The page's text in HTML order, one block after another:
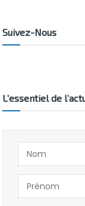
Suivez-Nous
L’essentiel de